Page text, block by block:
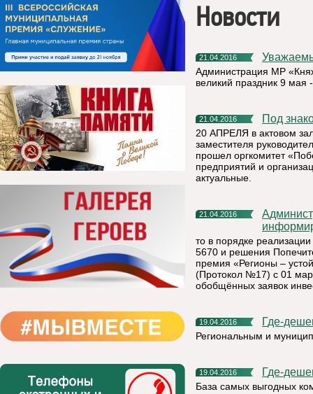
Новости
21.04.2016
Администрация МР
великий праздник 9
21.04.2016 Под
20 АПРЕЛЯ в актовом
заместителя
прошел оргкомитет
предприятий и
актуальные.
21.04.2016
Администрация муниципального района «Княжпогостский»
то в порядке
5670 и решения
премия «Регионы –
(Протокол №17) с 01
обобщённых заявок
19.04.2016 Где-
Региональным и
19.04.2016 Где-
База самых выгодных